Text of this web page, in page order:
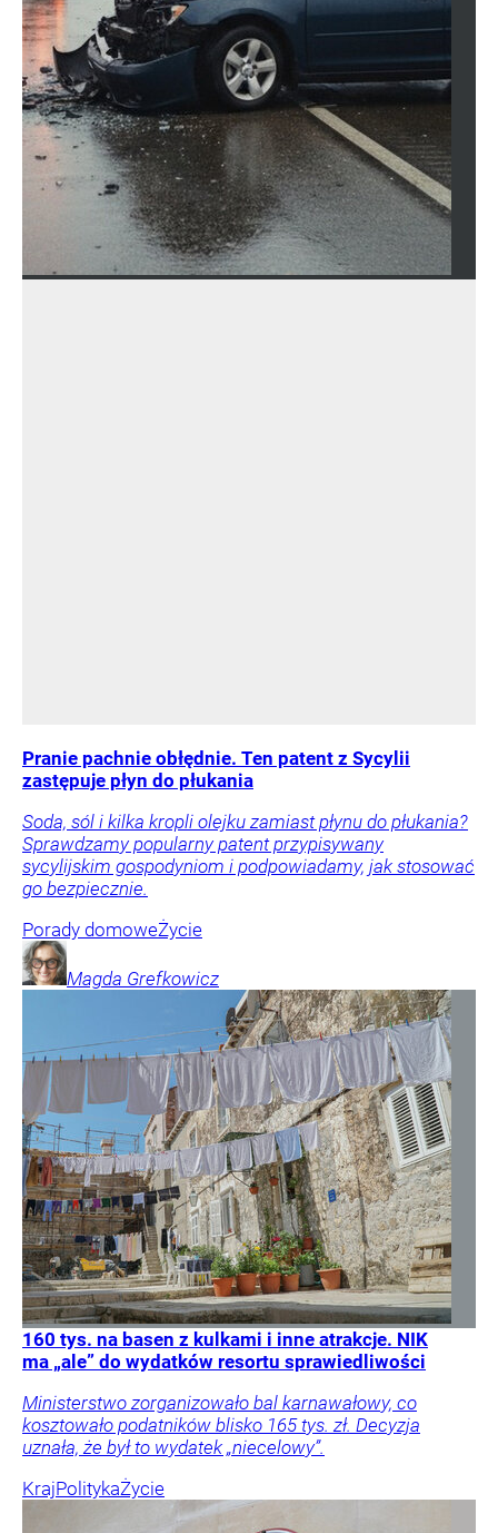
Pranie pachnie obłędnie. Ten patent z Sycylii
zastępuje płyn do płukania
Soda, sól i kilka kropli olejku zamiast płynu do płukania?
Sprawdzamy popularny patent przypisywany
sycylijskim gospodyniom i podpowiadamy, jak stosować
go bezpiecznie.
Porady domoweŻycie
Magda Grefkowicz
160 tys. na basen z kulkami i inne atrakcje. NIK
ma „ale” do wydatków resortu sprawiedliwości
Ministerstwo zorganizowało bal karnawałowy, co
kosztowało podatników blisko 165 tys. zł. Decyzja
uznała, że był to wydatek „niecelowy”.
KrajPolitykaŻycie